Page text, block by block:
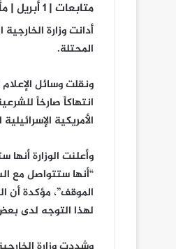
متابعات | 1 أبريل | مأرب برس :
أدانت وزارة
المحتلة.
ونقلت وسائل
انتهاكاً صارخاً
الأمريكية
وأعلنت الوزارة
“أنها ستتواصل مع
الموقف”، مؤكدة أن
لهذا التوجه لدى